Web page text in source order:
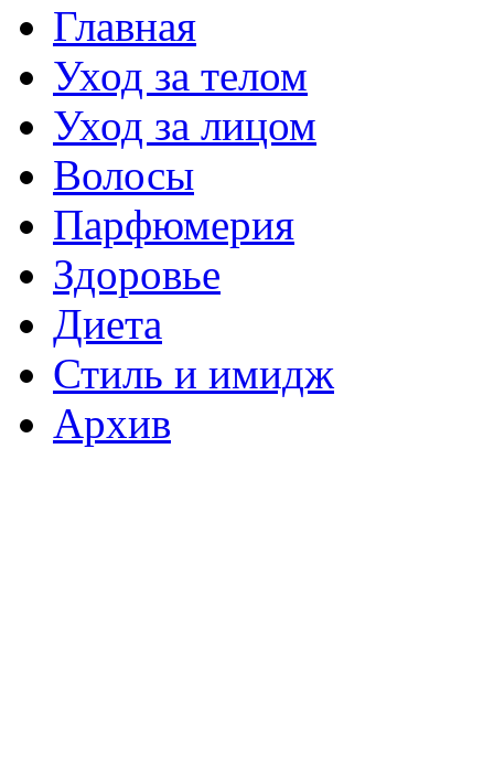
Главная
Уход за телом
Уход за лицом
Волосы
Парфюмерия
Здоровье
Диета
Стиль и имидж
Архив